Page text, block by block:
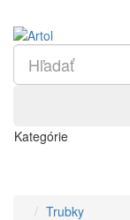
Kategórie
Trubky